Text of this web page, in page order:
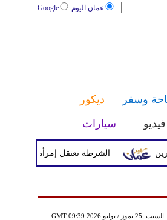
عمان اليوم Google
وسفر
ديكور
فيديو سيارات
الشرطة تعتقل إمرأة تم القبض
GMT 09:39 2026 السبت ,25 تموز / يوليو